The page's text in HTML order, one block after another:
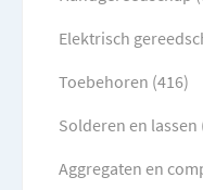
Elektrisch
Toebehoren (416)
Solderen en lassen
Aggregaten en